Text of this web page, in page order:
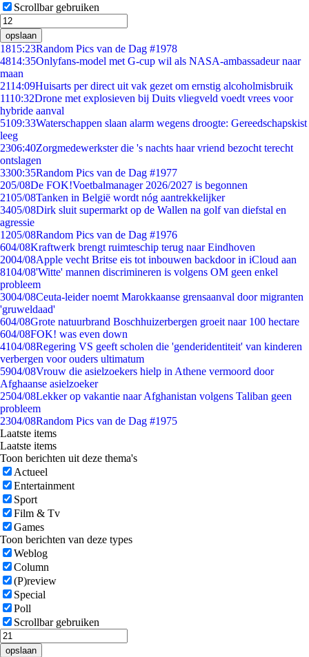
Scrollbar gebruiken
opslaan
1815:23Random Pics van de Dag #1978
4814:35Onlyfans-model met G-cup wil als NASA-ambassadeur naar
maan
2114:09Huisarts per direct uit vak gezet om ernstig alcoholmisbruik
1110:32Drone met explosieven bij Duits vliegveld voedt vrees voor
hybride aanval
5109:33Waterschappen slaan alarm wegens droogte: Gereedschapskist
leeg
2306:40Zorgmedewerkster die 's nachts haar vriend bezocht terecht
ontslagen
3300:35Random Pics van de Dag #1977
205/08De FOK!Voetbalmanager 2026/2027 is begonnen
2105/08Tanken in België wordt nóg aantrekkelijker
3405/08Dirk sluit supermarkt op de Wallen na golf van diefstal en
agressie
1205/08Random Pics van de Dag #1976
604/08Kraftwerk brengt ruimteschip terug naar Eindhoven
2004/08Apple vecht Britse eis tot inbouwen backdoor in iCloud aan
8104/08'Witte' mannen discrimineren is volgens OM geen enkel
probleem
3004/08Ceuta-leider noemt Marokkaanse grensaanval door migranten
'gruweldaad'
604/08Grote natuurbrand Boschhuizerbergen groeit naar 100 hectare
604/08FOK! was even down
4104/08Regering VS geeft scholen die 'genderidentiteit' van kinderen
verbergen voor ouders ultimatum
5904/08Vrouw die asielzoekers hielp in Athene vermoord door
Afghaanse asielzoeker
2504/08Lekker op vakantie naar Afghanistan volgens Taliban geen
probleem
2304/08Random Pics van de Dag #1975
Laatste items
Laatste items
Toon berichten uit deze thema's
Actueel
Entertainment
Sport
Film & Tv
Games
Toon berichten van deze types
Weblog
Column
(P)review
Special
Poll
Scrollbar gebruiken
opslaan